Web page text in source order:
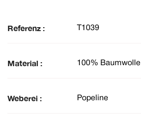
Referenz : T1039
Material : 100% Baumwolle
Weberei : Popeline